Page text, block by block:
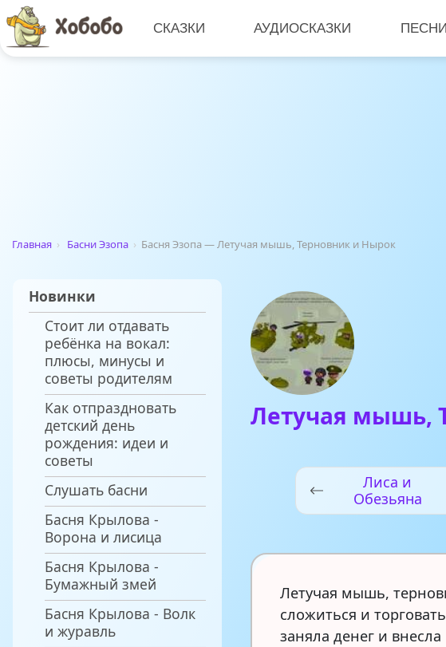
СКАЗКИ АУДИОСКАЗКИ ПЕСНИ
Главная › Басни Эзопа › Басня Эзопа — Летучая мышь, Терновник и Нырок
Новинки
Стоит ли отдавать
ребёнка на вокал:
плюсы, минусы и
советы родителям
Как отпраздновать
детский день
рождения: идеи и
советы
Слушать басни
Басня Крылова -
Ворона и лисица
Басня Крылова -
Бумажный змей
Басня Крылова - Волк
и журавль
Летучая мышь,
Лиса и
Обезьяна
Летучая мышь,
сложиться и
заняла денег и